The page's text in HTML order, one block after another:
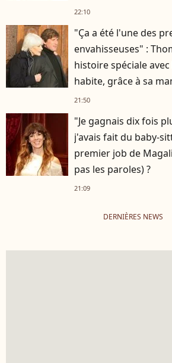
22:10
"Ça a été l'une des
envahisseuses" :
histoire spéciale
habite, grâce à sa
Hardy
21:50
"Je gagnais dix fois
j'avais fait du baby-
premier job de
pas les paroles) ?
21:09
DERNIÈRES NEWS